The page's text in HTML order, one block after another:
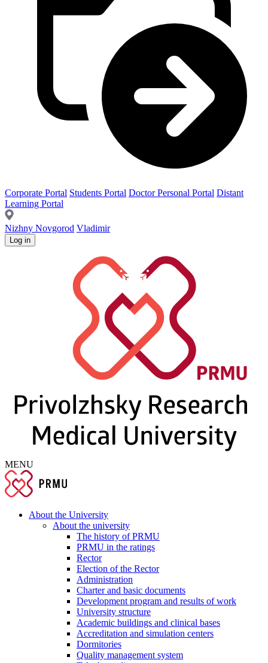
Corporate Portal Students Portal Doctor Personal Portal Distant
Learning Portal
Nizhny Novgorod Vladimir
Log in
MENU
About the University
About the university
The history of PRMU
PRMU in the ratings
Rector
Election of the Rector
Administration
Charter and basic documents
Development program and results of work
University structure
Academic buildings and clinical bases
Accreditation and simulation centers
Dormitories
Quality management system